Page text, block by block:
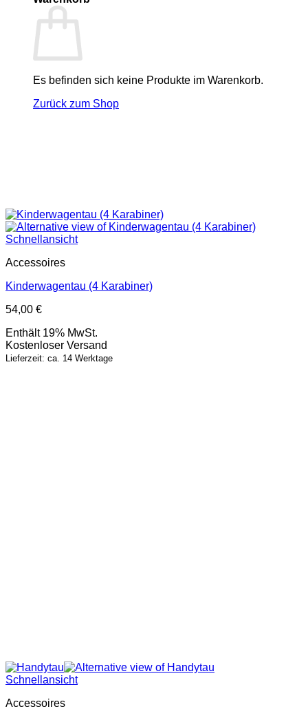
Es befinden sich keine Produkte im Warenkorb.
Zurück zum Shop
Schnellansicht
Accessoires
Kinderwagentau (4 Karabiner)
54,00 €
Enthält 19% MwSt.
Kostenloser Versand
Lieferzeit: ca. 14 Werktage
Schnellansicht
Accessoires